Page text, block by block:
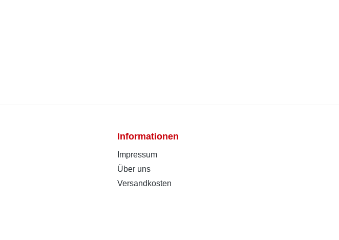
Informationen
Impressum
Über uns
Versandkosten